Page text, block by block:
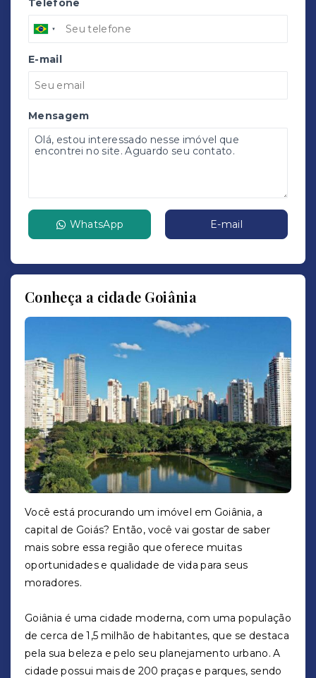
Telefone
E-mail
Mensagem
WhatsApp E-mail
Conheça a cidade Goiânia
Você está procurando um imóvel em Goiânia, a
capital de Goiás? Então, você vai gostar de saber
mais sobre essa região que oferece muitas
oportunidades e qualidade de vida para seus
moradores.
Goiânia é uma cidade moderna, com uma população
de cerca de 1,5 milhão de habitantes, que se destaca
pela sua beleza e pelo seu planejamento urbano. A
cidade possui mais de 200 praças e parques, sendo